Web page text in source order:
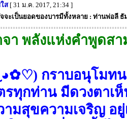
ส[ 31 ม.ค. 2017, 21:34 ]
จจะเป็นยอดของบารมีทั้งหลาย : ท่านพ่อลี ธั
จา พลังแห่งคำพูดส
กราบอนุโมทน
ทุกท่าน มีดวงตาเห็
มสุขความเจริญ อ